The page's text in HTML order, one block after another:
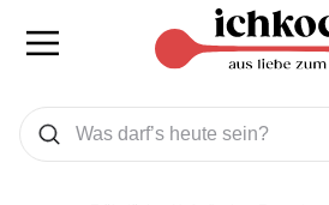
Was wollen Sie suchen
Suchen